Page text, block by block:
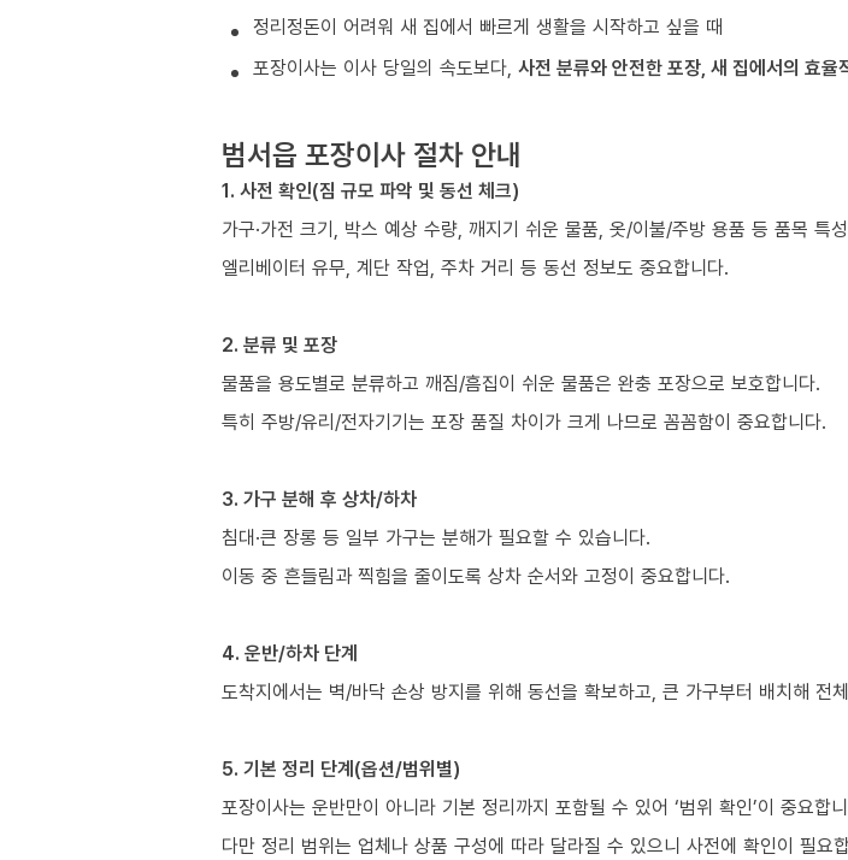
정리정돈이 어려워 새 집에서 빠르게 생활을 시작하고 싶을 때
포장이사는 이사 당일의 속도보다, 사전 분류와 안전한 포장, 새 집에서의 효율
범서읍 포장이사 절차 안내
1. 사전 확인(짐 규모 파악 및 동선 체크)
가구·가전 크기, 박스 예상 수량, 깨지기 쉬운 물품, 옷/이불/주방 용품 등 품목 특
엘리베이터 유무, 계단 작업, 주차 거리 등 동선 정보도 중요합니다.
2. 분류 및 포장
물품을 용도별로 분류하고 깨짐/흠집이 쉬운 물품은 완충 포장으로 보호합니다.
특히 주방/유리/전자기기는 포장 품질 차이가 크게 나므로 꼼꼼함이 중요합니다.
3. 가구 분해 후 상차/하차
침대·큰 장롱 등 일부 가구는 분해가 필요할 수 있습니다.
이동 중 흔들림과 찍힘을 줄이도록 상차 순서와 고정이 중요합니다.
4. 운반/하차 단계
도착지에서는 벽/바닥 손상 방지를 위해 동선을 확보하고, 큰 가구부터 배치해 전
5. 기본 정리 단계(옵션/범위별)
포장이사는 운반만이 아니라 기본 정리까지 포함될 수 있어 ‘범위 확인’이 중요합
다만 정리 범위는 업체나 상품 구성에 따라 달라질 수 있으니 사전에 확인이 필요